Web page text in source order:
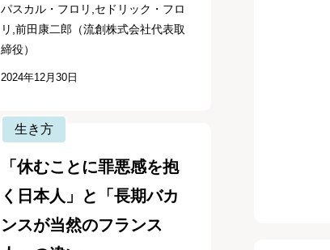
パスカル・フロリ,セドリック・フロ
リ,前田康二郎（流創株式会社代表取
締役）
2024年12月30日
生き方
「休むことに罪悪感を抱
く日本人」と「長期バカ
ンスが当然のフランス